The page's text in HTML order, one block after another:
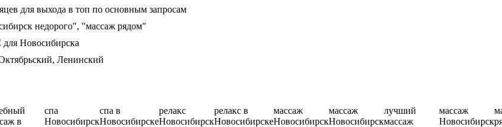
для выхода в топ по основным запросам
недорого", "массаж рядом"
для Новосибирска
Ленинский
в
спа
Новосибирск
спа в
Новосибирске
релакс
Новосибирск
релакс в
Новосибирске
массаж
Новосибирск
массаж
Новосибирск
лучший
массаж
массаж
Новосибирск